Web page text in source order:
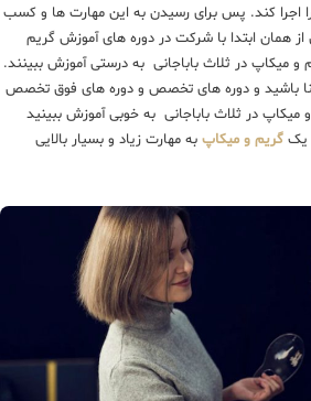
کند. پس برای رسیدن به این مهارت ها و کسب
همان ابتدا با شرکت در دوره های آموزش گریم
و میکاپ در ثلاث باباجانی به درستی آموزش ببینند.
باشید و دوره های تخصص و دوره های فوق تخصص
میکاپ در ثلاث باباجانی به خوبی آموزش ببینید
یکگریم و میکاپبه مهارت زیاد و بسیار بالایی